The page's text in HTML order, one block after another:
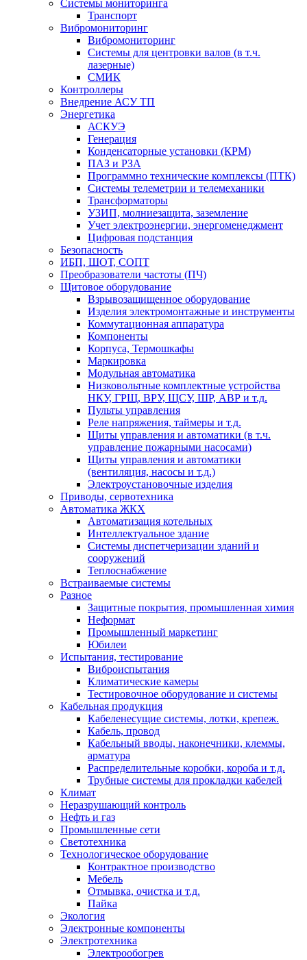
Системы мониторинга
Транспорт
Вибромониторинг
Вибромониторинг
Системы для центровки валов (в т.ч.
лазерные)
СМИК
Контроллеры
Внедрение АСУ ТП
Энергетика
АСКУЭ
Генерация
Конденсаторные установки (КРМ)
ПАЗ и РЗА
Программно технические комплексы (ПТК)
Системы телеметрии и телемеханики
Трансформаторы
УЗИП, молниезащита, заземление
Учет электроэнергии, энергоменеджмент
Цифровая подстанция
Безопасность
ИБП, ШОТ, СОПТ
Преобразователи частоты (ПЧ)
Щитовое оборудование
Взрывозащищенное оборудование
Изделия электромонтажные и инструменты
Коммутационная аппаратура
Компоненты
Корпуса, Термошкафы
Маркировка
Модульная автоматика
Низковольтные комплектные устройства
НКУ, ГРЩ, ВРУ, ЩСУ, ШР, АВР и т.д.
Пульты управления
Реле напряжения, таймеры и т.д.
Щиты управления и автоматики (в т.ч.
управление пожарными насосами)
Щиты управления и автоматики
(вентиляция, насосы и т.д.)
Электроустановочные изделия
Приводы, сервотехника
Автоматика ЖКХ
Автоматизация котельных
Интеллектуальное здание
Системы диспетчеризации зданий и
сооружений
Теплоснабжение
Встраиваемые системы
Разное
Защитные покрытия, промышленная химия
Неформат
Промышленный маркетинг
Юбилеи
Испытания, тестирование
Виброиспытания
Климатические камеры
Тестировочное оборудование и системы
Кабельная продукция
Кабеленесущие системы, лотки, крепеж.
Кабель, провод
Кабельный вводы, наконечники, клеммы,
арматура
Распределительные коробки, короба и т.д.
Трубные системы для прокладки кабелей
Климат
Неразрушающий контроль
Нефть и газ
Промышленные сети
Светотехника
Технологическое оборудование
Контрактное производство
Мебель
Отмывка, очистка и т.д.
Пайка
Экология
Электронные компоненты
Электротехника
Электрообогрев